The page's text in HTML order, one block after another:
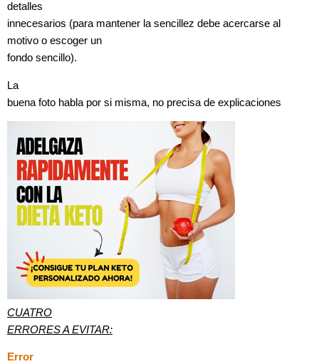
detalles
innecesarios (para mantener la sencillez debe acercarse al
motivo o escoger un
fondo sencillo).
La
buena foto habla por si misma, no precisa de explicaciones
CUATRO
ERRORES A EVITAR:
Error